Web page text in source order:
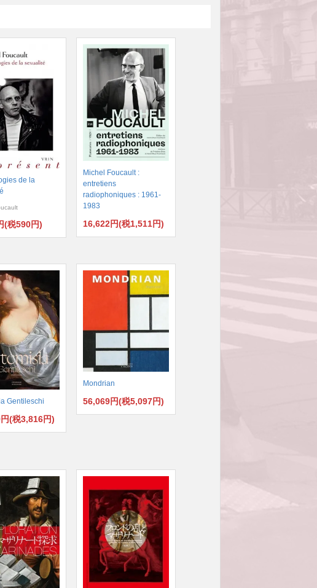
de la
(税590円)
Michel Foucault :
entretiens
radiophoniques : 1961-
1983
16,622円(税1,511円)
Gentileschi
(税3,816円)
Mondrian
56,069円(税5,097円)